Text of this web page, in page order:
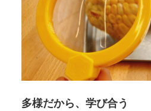
多様だから、学び合う